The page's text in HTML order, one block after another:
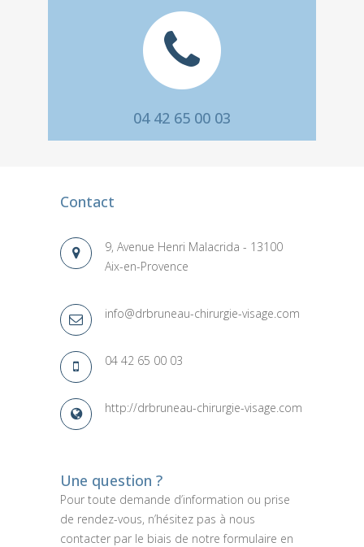
04 42 65 00 03
Contact
9, Avenue Henri Malacrida - 13100
Aix-en-Provence
info@drbruneau-chirurgie-visage.com
04 42 65 00 03
http://drbruneau-chirurgie-visage.com
Une question ?
Pour toute demande d’information ou prise
de rendez-vous, n’hésitez pas à nous
contacter par le biais de notre formulaire en